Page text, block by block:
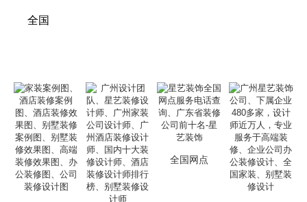
全国
全国网点